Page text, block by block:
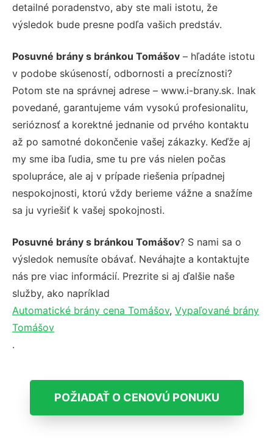
detailné poradenstvo, aby ste mali istotu, že
výsledok bude presne podľa vašich predstáv.
Posuvné brány s bránkou Tomášov – hľadáte istotu
v podobe skúseností, odbornosti a precíznosti?
Potom ste na správnej adrese – www.i-brany.sk. Inak
povedané, garantujeme vám vysokú profesionalitu,
serióznosť a korektné jednanie od prvého kontaktu
až po samotné dokončenie vašej zákazky. Keďže aj
my sme iba ľudia, sme tu pre vás nielen počas
spolupráce, ale aj v prípade riešenia prípadnej
nespokojnosti, ktorú vždy berieme vážne a snažíme
sa ju vyriešiť k vašej spokojnosti.
Posuvné brány s bránkou Tomášov? S nami sa o
výsledok nemusíte obávať. Neváhajte a kontaktujte
nás pre viac informácií. Prezrite si aj ďalšie naše
služby, ako napríklad
Automatické brány cena Tomášov, Vypaľované brány
Tomášov
.
POŽIADAŤ O CENOVÚ PONUKU